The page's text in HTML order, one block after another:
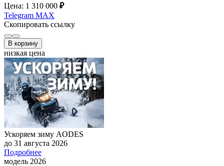
Цена: 1 310 000 ₽
Telegram MAX
Скопировать ссылку
В корзину
низкая цена
Ускоряем зиму AODES
до 31 августа 2026
Подробнее
модель 2026